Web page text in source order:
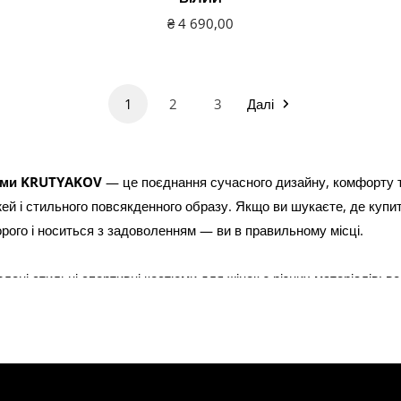
Звичайна
₴ 4 690,00
1 2 3 Далі
KRUTYAKOV — це поєднання сучасного дизайну, комфорту
і стильного повсякденного образу. Якщо ви шукаєте, де
і носиться з задоволенням — ви в правильному місці.
стильні спортивні костюми для жінок з різних матеріалів:
моделі для холодної погоди, так і легкі костюми для весни